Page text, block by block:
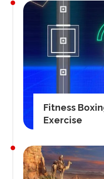
Fitness
Exercise